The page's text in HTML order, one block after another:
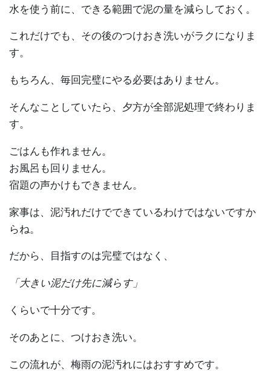
水を使う前に、できる範囲で泥の量を減らしておく。
これだけでも、その後のつけおき洗いがラクになりま
す。
もちろん、毎回完璧にやる必要はありません。
そんなことしていたら、夕方が全部泥処理で終わりま
す。
ごはんも作れません。
お風呂も回りません。
宿題の声かけもできません。
家事は、泥汚れだけでできているわけではないですか
らね。
だから、目指すのは完璧ではなく、
「大きい泥だけ先に減らす」
くらいで十分です。
そのあとに、つけおき洗い。
この流れが、梅雨の泥汚れにはおすすめです。